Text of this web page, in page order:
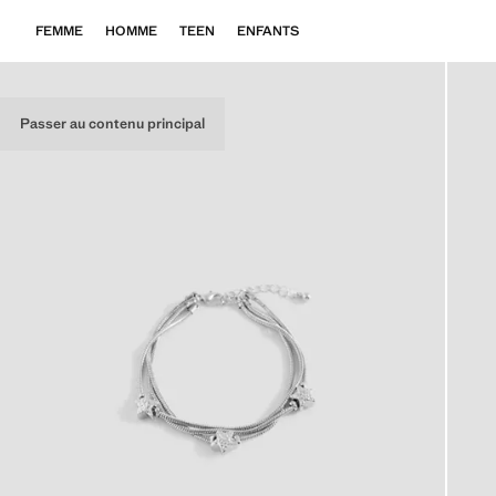
Passer au contenu principal
FEMME HOMME TEEN ENFANTS